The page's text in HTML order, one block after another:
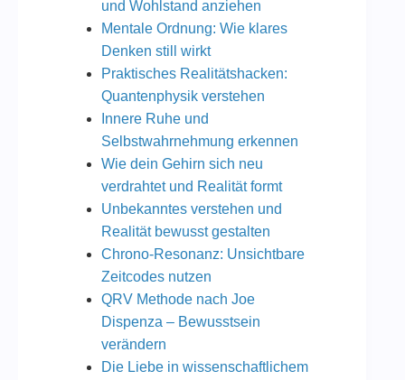
und Wohlstand anziehen
Mentale Ordnung: Wie klares
Denken still wirkt
Praktisches Realitätshacken:
Quantenphysik verstehen
Innere Ruhe und
Selbstwahrnehmung erkennen
Wie dein Gehirn sich neu
verdrahtet und Realität formt
Unbekanntes verstehen und
Realität bewusst gestalten
Chrono-Resonanz: Unsichtbare
Zeitcodes nutzen
QRV Methode nach Joe
Dispenza – Bewusstsein
verändern
Die Liebe in wissenschaftlichem